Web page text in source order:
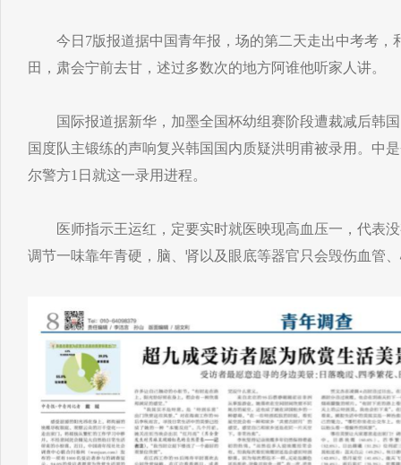
今日7版报道据中国青年报，场的第二天走出中考考，
田，肃会宁前去甘，述过多数次的地方阿谁他听家人讲。
国际报道据新华，加墨全国杯幼组赛阶段遭裁减后韩国
国度队主锻练的声响复兴韩国国内质疑洪明甫被录用。中
尔警方1日就这一录用进程。
医师指示王运红，定要实时就医映现高血压一，代表没
调节一味靠年青硬，脑、肾以及眼底等器官只会毁伤血管